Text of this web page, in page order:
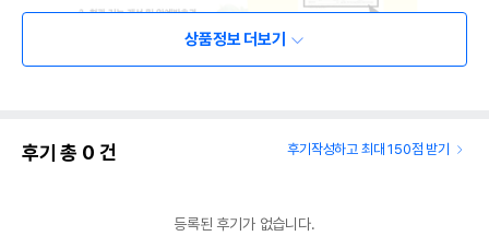
상품정보 더보기
후기 총 0 건 후기작성하고 최대 150점 받기
등록된 후기가 없습니다.